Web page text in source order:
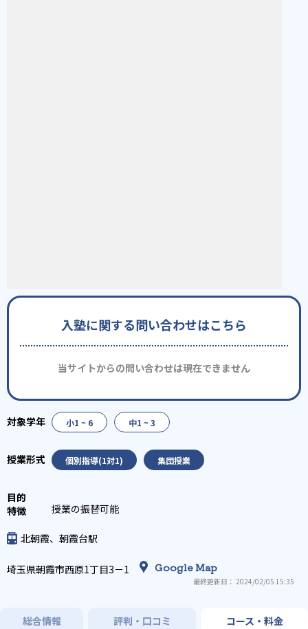
入塾に関する問い合わせはこちら
当サイトからの問い合わせは現在できません
小1 ~ 6 中1 ~ 3
個別指導(1対1) 集団授業
授業の振替可能
北朝霞、朝霞台駅
埼玉県朝霞市西原1丁目3－1 Google Map
最終更新日： 2024/02/05 15:35
総合情報 評判・口コミ コース・料金